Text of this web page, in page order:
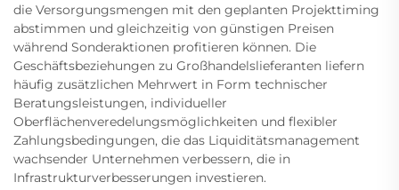
die Versorgungsmengen mit den geplanten Projekttiming
abstimmen und gleichzeitig von günstigen Preisen
während Sonderaktionen profitieren können. Die
Geschäftsbeziehungen zu Großhandelslieferanten liefern
häufig zusätzlichen Mehrwert in Form technischer
Beratungsleistungen, individueller
Oberflächenveredelungsmöglichkeiten und flexibler
Zahlungsbedingungen, die das Liquiditätsmanagement
wachsender Unternehmen verbessern, die in
Infrastrukturverbesserungen investieren.